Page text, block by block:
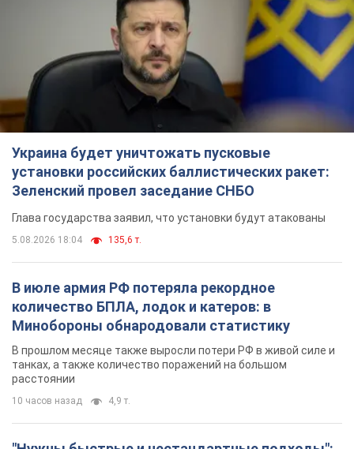
Украина будет уничтожать пусковые
установки российских баллистических ракет:
Зеленский провел заседание СНБО
Глава государства заявил, что установки будут атакованы
5.08.2026 18:04 135,6 т.
В июле армия РФ потеряла рекордное
количество БПЛА, лодок и катеров: в
Минобороны обнародовали статистику
В прошлом месяце также выросли потери РФ в живой силе и
танках, а также количество поражений на большом
расстоянии
10 часов назад 4,9 т.